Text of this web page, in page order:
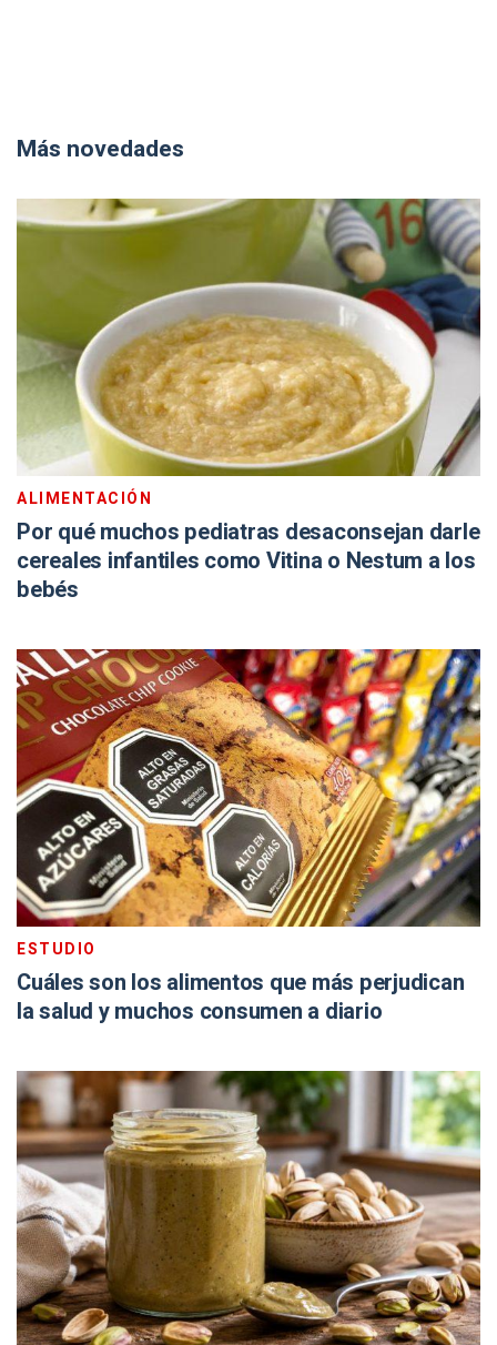
Más novedades
ALIMENTACIÓN
Por qué muchos pediatras desaconsejan darle
cereales infantiles como Vitina o Nestum a los
bebés
ESTUDIO
Cuáles son los alimentos que más perjudican
la salud y muchos consumen a diario